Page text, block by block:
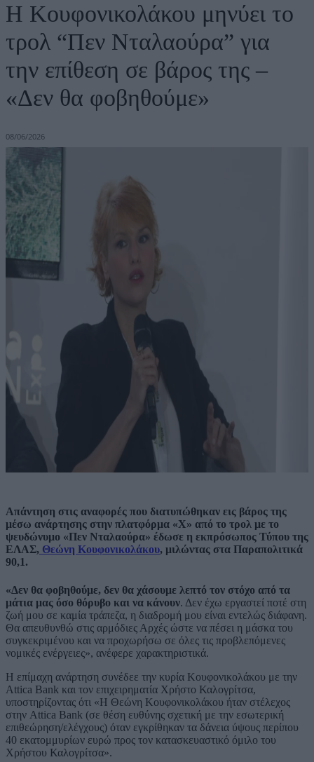
H Κουφονικολάκου μηνύει το
τρολ “Πεν Νταλαούρα” για
την επίθεση σε βάρος της –
«Δεν θα φοβηθούμε»
08/06/2026
Απάντηση στις αναφορές που διατυπώθηκαν εις βάρος της
μέσω ανάρτησης στην πλατφόρμα «Χ» από το τρολ με το
ψευδώνυμο «Πεν Νταλαούρα» έδωσε η εκπρόσωπος Τύπου της
ΕΛΑΣ, Θεώνη Κουφονικολάκου, μιλώντας στα Παραπολιτικά
90,1.
«Δεν θα φοβηθούμε, δεν θα χάσουμε λεπτό τον στόχο από τα
μάτια μας όσο θόρυβο και να κάνουν. Δεν έχω εργαστεί ποτέ στη
ζωή μου σε καμία τράπεζα, η διαδρομή μου είναι εντελώς διάφανη.
Θα απευθυνθώ στις αρμόδιες Αρχές ώστε να πέσει η μάσκα του
συγκεκριμένου και να προχωρήσω σε όλες τις προβλεπόμενες
νομικές ενέργειες», ανέφερε χαρακτηριστικά.
Η επίμαχη ανάρτηση συνέδεε την κυρία Κουφονικολάκου με την
Attica Bank και τον επιχειρηματία Χρήστο Καλογρίτσα,
υποστηρίζοντας ότι «Η Θεώνη Κουφονικολάκου ήταν στέλεχος
στην Attica Bank (σε θέση ευθύνης σχετική με την εσωτερική
επιθεώρηση/ελέγχους) όταν εγκρίθηκαν τα δάνεια ύψους περίπου
40 εκατομμυρίων ευρώ προς τον κατασκευαστικό όμιλο του
Χρήστου Καλογρίτσα».